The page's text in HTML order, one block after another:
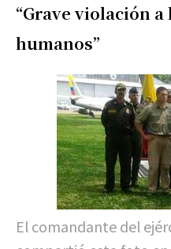
“Grave violación
humanos”
El comandante del